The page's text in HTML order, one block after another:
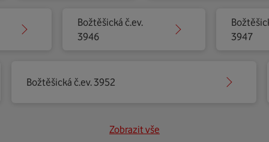
Božtěšická č.ev.
3946
3947
Božtěšická č.ev. 3952
Zobrazit vše